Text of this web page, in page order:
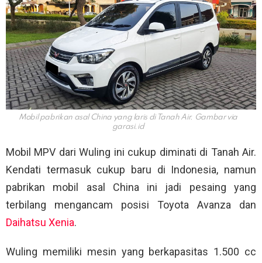
Mobil pabrikan asal China yang laris di Tanah Air. Gambar via
garasi.id
Mobil MPV dari Wuling ini cukup diminati di Tanah Air.
Kendati termasuk cukup baru di Indonesia, namun
pabrikan mobil asal China ini jadi pesaing yang
terbilang mengancam posisi Toyota Avanza dan
Daihatsu Xenia.
Wuling memiliki mesin yang berkapasitas 1.500 cc